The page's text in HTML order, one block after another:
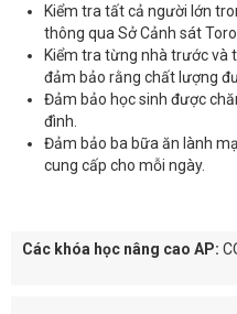
Kiểm tra tất cả người lớn
thông qua Sở Cảnh sát
Kiểm tra từng nhà trước và
đảm bảo rằng chất lượng
Đảm bảo học sinh được
đình.
Đảm bảo ba bữa ăn lành
cung cấp cho mỗi ngày.
Các khóa học nâng cao AP: